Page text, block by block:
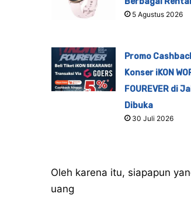
5 Agustus 2026
Promo
Konser iKON
FOUREVER di
Dibuka
30 Juli 2026
Oleh karena itu, siapapun
uang